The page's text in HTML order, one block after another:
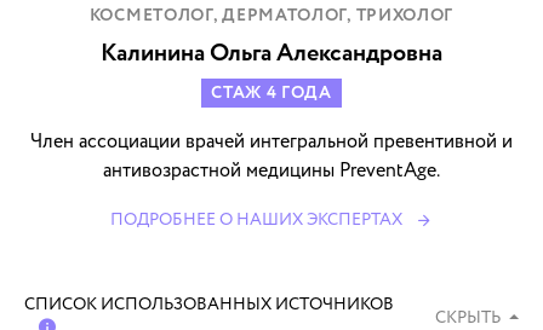
КОСМЕТОЛОГ, ДЕРМАТОЛОГ, ТРИХОЛОГ
Калинина Ольга Александровна
СТАЖ 4 ГОДА
Член ассоциации врачей интегральной превентивной и
антивозрастной медицины PreventAge.
ПОДРОБНЕЕ О НАШИХ ЭКСПЕРТАХ
СПИСОК ИСПОЛЬЗОВАННЫХ ИСТОЧНИКОВ
СКРЫТЬ